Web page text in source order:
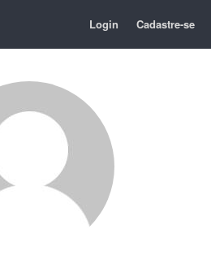
Login Cadastre-se